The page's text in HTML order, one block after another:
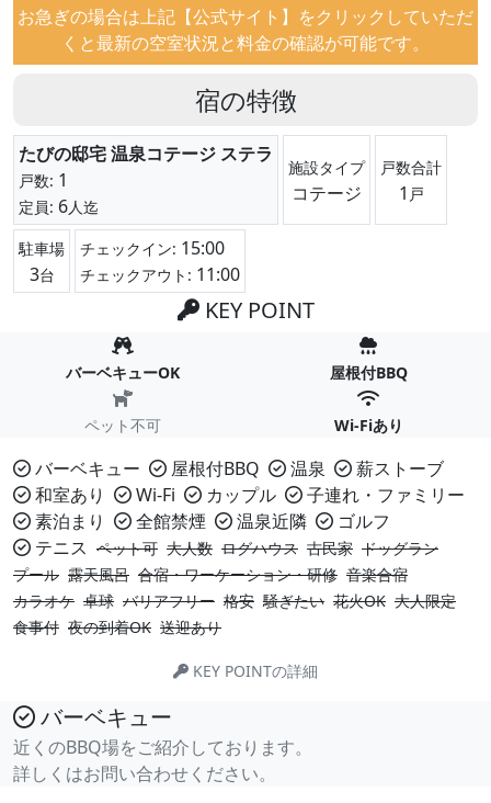
お急ぎの場合は上記【公式サイト】をクリックしていただ
くと最新の空室状況と料金の確認が可能です。
宿の特徴
たびの邸宅 温泉コテージ ステラ
戸数: 1
定員: 6人迄
施設タイプ
コテージ
戸数合計
1 戸
駐車場
3台
チェックイン: 15:00
チェックアウト: 11:00
KEY POINT
バーベキューOK 屋根付BBQ
ペット不可 Wi-Fiあり
バーベキュー 屋根付BBQ 温泉
薪ストーブ
和室あり
Wi-Fi カップル
子連れ・ファミリー
素泊まり
全館禁煙 温泉近隣
ゴルフ
テニス ペット可 大人数 ログハウス 古民家 ドッグラン
プール 露天風呂 合宿・ワーケーション・研修 音楽合宿
カラオケ 卓球 バリアフリー 格安 騒ぎたい 花火OK 大人限定
食事付 夜の到着OK 送迎あり
KEY POINTの詳細
バーベキュー
近くのBBQ場をご紹介しております。
詳しくはお問い合わせください。